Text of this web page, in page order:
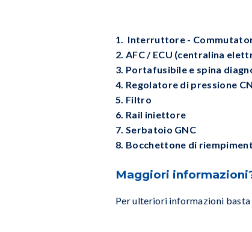
1. Interruttore -
2. AFC / ECU (centralina
3. Portafusibile e spina
4. Regolatore di pressione
5. Filtro
6. Rail iniettore
7. Serbatoio GNC
8. Bocchettone di
Maggiori
Per ulteriori informazioni basta